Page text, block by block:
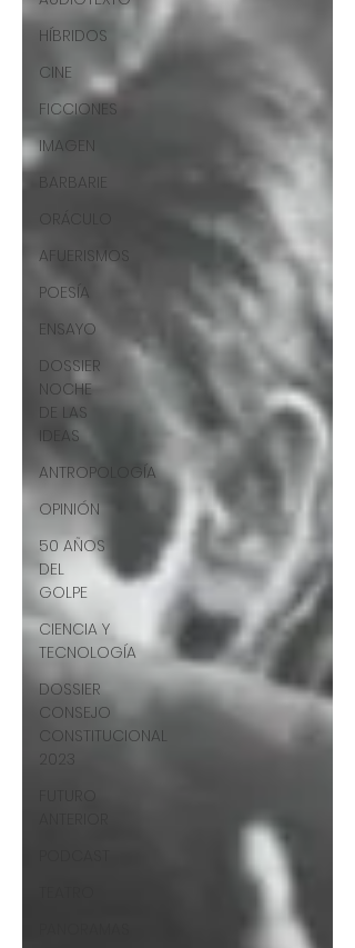
HÍBRIDOS
CINE
FICCIONES
IMAGEN
BARBARIE
ORÁCULO
AFUERISMOS
POESÍA
ENSAYO
DOSSIER
NOCHE
DE LAS
IDEAS
ANTROPOLOGÍA
OPINIÓN
50 AÑOS
DEL
GOLPE
CIENCIA Y
TECNOLOGÍA
DOSSIER
CONSEJO
CONSTITUCIONAL
2023